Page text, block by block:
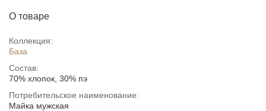
О товаре
Коллекция:
База
Состав:
70% хлопок, 30% пэ
Потребительское наименование:
Майка мужская